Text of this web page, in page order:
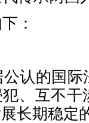
：
认的国
、互不
长期稳定